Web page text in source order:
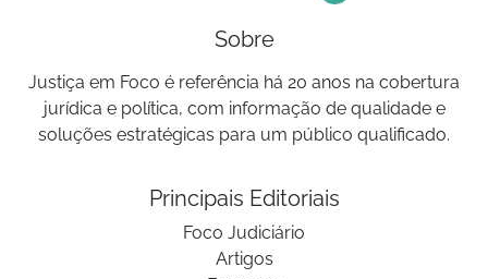
Sobre
Justiça em Foco é referência há 20 anos na cobertura
jurídica e política, com informação de qualidade e
soluções estratégicas para um público qualificado.
Principais Editoriais
Foco Judiciário
Artigos